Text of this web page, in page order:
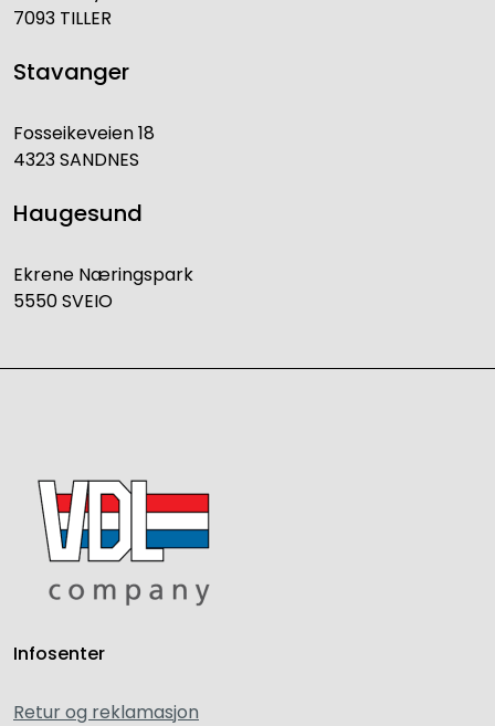
7093 TILLER
Stavanger
Fosseikeveien 18
4323 SANDNES
Haugesund
Ekrene Næringspark
5550 SVEIO
Infosenter
Retur og reklamasjon